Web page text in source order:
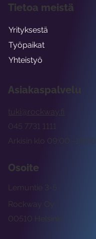
Asiakaspalvelu
tuki@rockway.fi
Arkisin klo 09:00 -15:00
045 7731 1111
Osoite
Rockway Oy
Lemuntie 3-5
00510 Helsinki
Tietoa meistä
Yrityksestä
Työpaikat
Yhteistyö